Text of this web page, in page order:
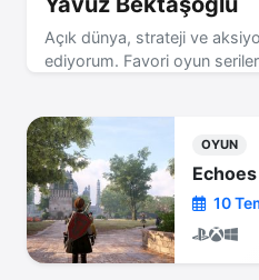
Açık dünya, strateji ve
ediyorum. Favori oyun
OYUN
10